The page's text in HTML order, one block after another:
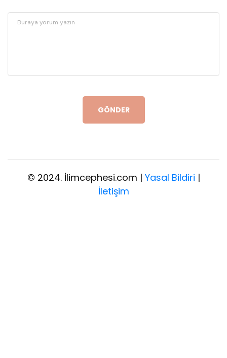
GÖNDER
© 2024. İlimcephesi.com | Yasal Bildiri |
İletişim